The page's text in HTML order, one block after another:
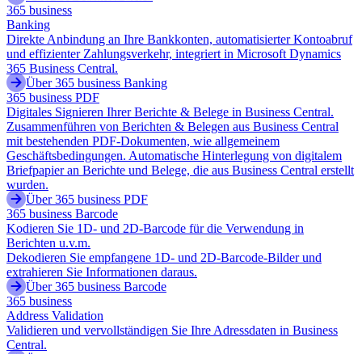
365 business
Banking
Direkte Anbindung an Ihre Bankkonten, automatisierter Kontoabruf
und effizienter Zahlungsverkehr, integriert in Microsoft Dynamics
365 Business Central.
Über 365 business Banking
365 business PDF
Digitales Signieren Ihrer Berichte & Belege in Business Central.
Zusammenführen von Berichten & Belegen aus Business Central
mit bestehenden PDF-Dokumenten, wie allgemeinem
Geschäftsbedingungen. Automatische Hinterlegung von digitalem
Briefpapier an Berichte und Belege, die aus Business Central erstellt
wurden.
Über 365 business PDF
365 business Barcode
Kodieren Sie 1D- und 2D-Barcode für die Verwendung in
Berichten u.v.m.
Dekodieren Sie empfangene 1D- und 2D-Barcode-Bilder und
extrahieren Sie Informationen daraus.
Über 365 business Barcode
365 business
Address Validation
Validieren und vervollständigen Sie Ihre Adressdaten in Business
Central.